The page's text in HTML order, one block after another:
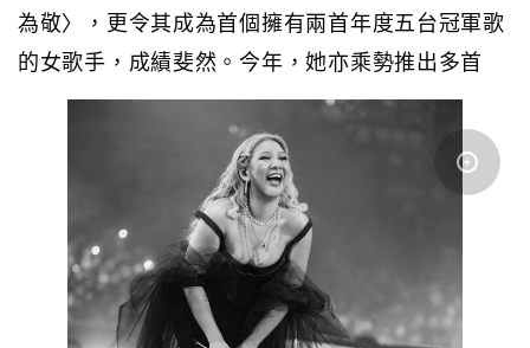
為敬〉，更令其成為首個擁有兩首年度五台冠軍歌
的女歌手，成績斐然。今年，她亦乘勢推出多首